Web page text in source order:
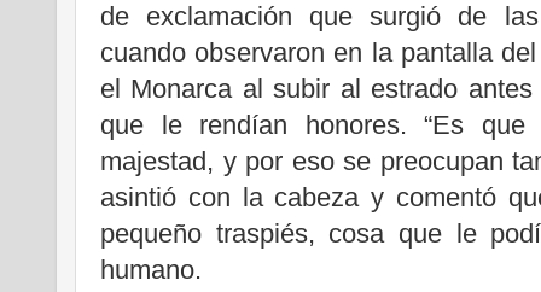
de exclamación que surgió de
cuando observaron en la pantalla
el Monarca al subir al estrado
que le rendían honores. “Es
majestad, y por eso se preocupan
asintió con la cabeza y comentó
pequeño traspiés, cosa que le
humano.